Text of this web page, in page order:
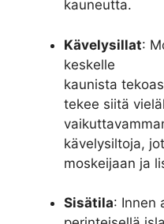
kauneutta.
Kävelysillat:
keskelle
kaunista
tekee siitä
kävelysiltoja,
moskeijaan ja
Sisätila: Innen